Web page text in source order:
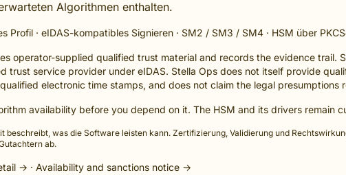
Algorithmen enthalten.
Profil · eIDAS-kompatibles Signieren · SM2 / SM3 / SM4 · HSM über
operator-supplied qualified trust material and records the evidence trail.
trust service provider under eIDAS. Stella Ops does not itself provide
electronic time stamps, and does not claim the legal presumptions
availability before you depend on it. The HSM and its drivers remain
beschreibt, was die Software leisten kann. Zertifizierung, Validierung und
ab.
→ · Availability and sanctions notice →